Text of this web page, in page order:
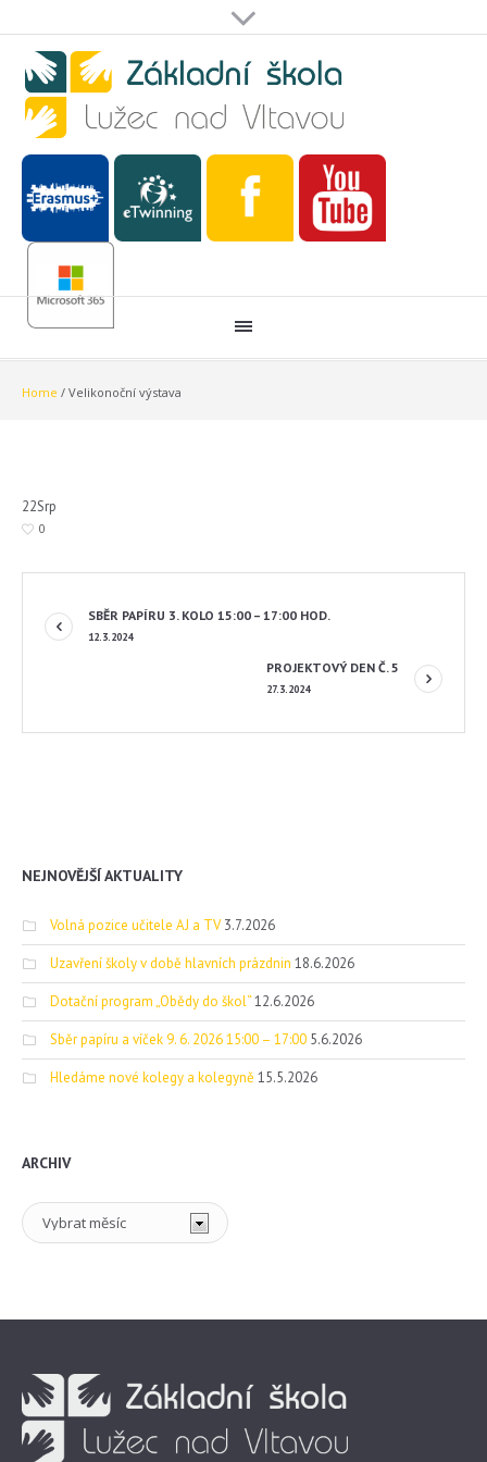
Home / Velikonoční výstava
22Srp
0
SBĚR PAPÍRU 3. KOLO 15:00 – 17:00 HOD.
12.3.2024
PROJEKTOVÝ DEN Č. 5
27.3.2024
NEJNOVĚJŠÍ AKTUALITY
Volná pozice učitele AJ a TV 3.7.2026
Uzavření školy v době hlavních prázdnin 18.6.2026
Dotační program „Obědy do škol“12.6.2026
Sběr papíru a víček 9. 6. 2026 15:00 – 17:00 5.6.2026
Hledáme nové kolegy a kolegyně 15.5.2026
ARCHIV
Archiv